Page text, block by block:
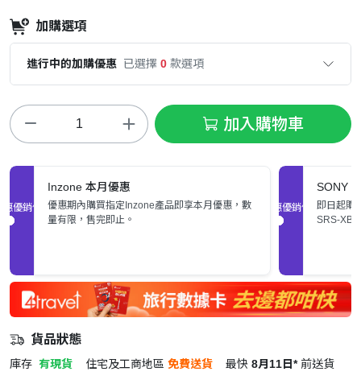
加購選項
進行中的加購優惠 已選擇 0 款選項
加入購物車
促銷優惠
Inzone 本月優惠
優惠期內購買指定Inzone產品即享本月優惠，數
量有限，售完即止。
促銷優惠
SONY
即日起購
SRS-
貨品狀態
庫存 有現貨 住宅及工商地區 免費送貨 最快 8月11日* 前送貨